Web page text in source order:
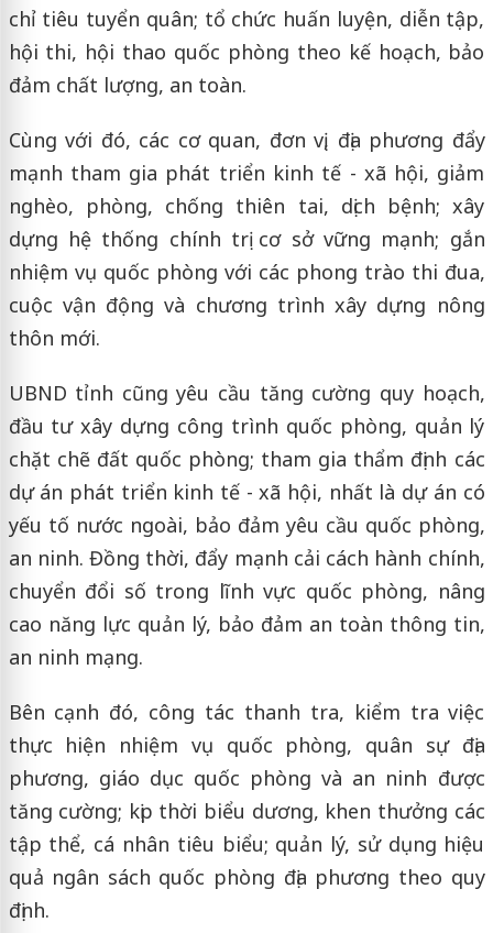
chỉ tiêu tuyển quân; tổ chức huấn luyện, diễn tập,
hội thi, hội thao quốc phòng theo kế hoạch, bảo
đảm chất lượng, an toàn.
Cùng với đó, các cơ quan, đơn vị, địa phương đẩy
mạnh tham gia phát triển kinh tế - xã hội, giảm
nghèo, phòng, chống thiên tai, dịch bệnh; xây
dựng hệ thống chính trị cơ sở vững mạnh; gắn
nhiệm vụ quốc phòng với các phong trào thi đua,
cuộc vận động và chương trình xây dựng nông
thôn mới.
UBND tỉnh cũng yêu cầu tăng cường quy hoạch,
đầu tư xây dựng công trình quốc phòng, quản lý
chặt chẽ đất quốc phòng; tham gia thẩm định các
dự án phát triển kinh tế - xã hội, nhất là dự án có
yếu tố nước ngoài, bảo đảm yêu cầu quốc phòng,
an ninh. Đồng thời, đẩy mạnh cải cách hành chính,
chuyển đổi số trong lĩnh vực quốc phòng, nâng
cao năng lực quản lý, bảo đảm an toàn thông tin,
an ninh mạng.
Bên cạnh đó, công tác thanh tra, kiểm tra việc
thực hiện nhiệm vụ quốc phòng, quân sự địa
phương, giáo dục quốc phòng và an ninh được
tăng cường; kịp thời biểu dương, khen thưởng các
tập thể, cá nhân tiêu biểu; quản lý, sử dụng hiệu
quả ngân sách quốc phòng địa phương theo quy
định.